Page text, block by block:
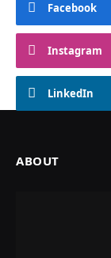
Facebook
Instagram
LinkedIn
ABOUT